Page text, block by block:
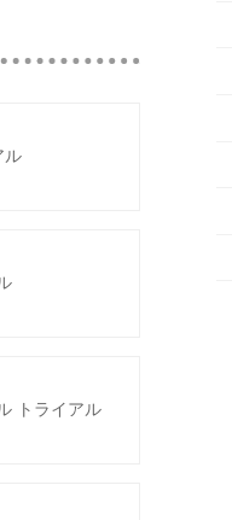
ル
トライアル